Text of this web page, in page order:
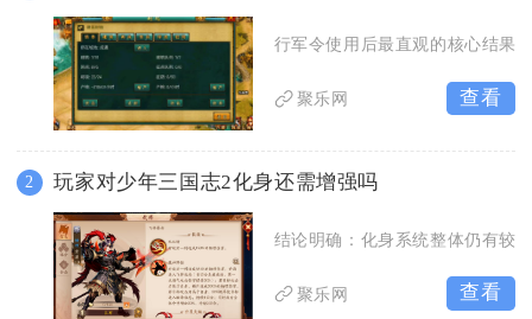
行军令使用后最直观的核心结果
聚乐网 查看
2 玩家对少年三国志2化身还需增强吗
结论明确：化身系统整体仍有较
聚乐网 查看